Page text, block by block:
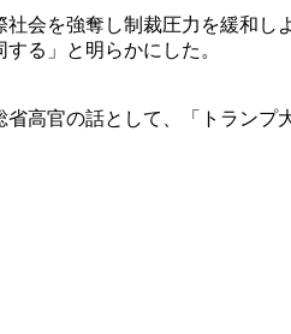
会を強奪し制裁圧力を緩和
る」と明らかにした。
高官の話として、「トラン